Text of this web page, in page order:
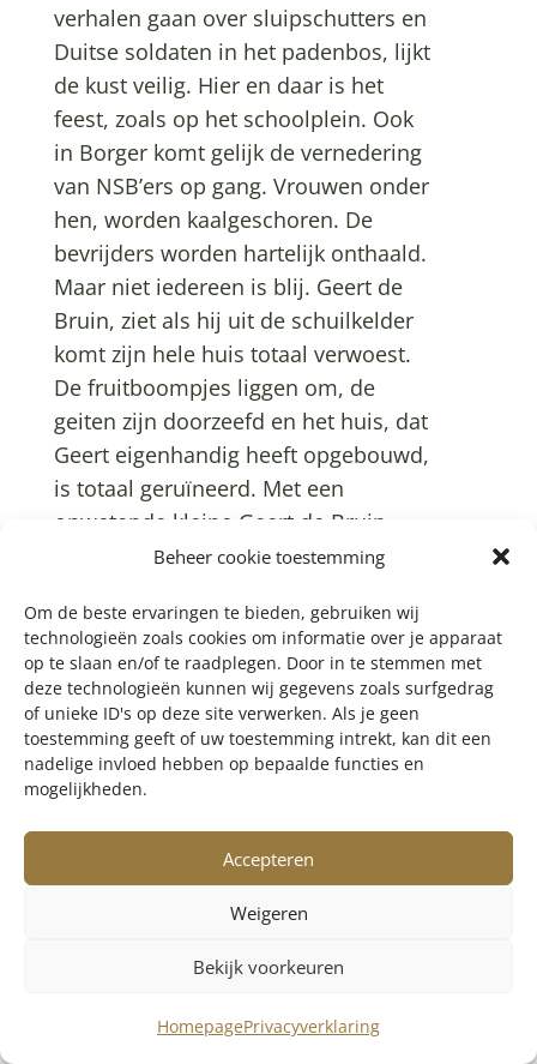
Beheer cookie toestemming
Om de beste ervaringen te bieden, gebruiken wij
technologieën zoals cookies om informatie over je apparaat
op te slaan en/of te raadplegen. Door in te stemmen met
deze technologieën kunnen wij gegevens zoals surfgedrag
of unieke ID's op deze site verwerken. Als je geen
toestemming geeft of uw toestemming intrekt, kan dit een
nadelige invloed hebben op bepaalde functies en
mogelijkheden.
Accepteren
Weigeren
Bekijk voorkeuren
HomepagePrivacyverklaring
verhalen gaan over sluipschutters en
Duitse soldaten in het padenbos, lijkt
de kust veilig. Hier en daar is het
feest, zoals op het schoolplein. Ook
in Borger komt gelijk de vernedering
van NSB’ers op gang. Vrouwen onder
hen, worden kaalgeschoren. De
bevrijders worden hartelijk onthaald.
Maar niet iedereen is blij. Geert de
Bruin, ziet als hij uit de schuilkelder
komt zijn hele huis totaal verwoest.
De fruitboompjes liggen om, de
geiten zijn doorzeefd en het huis, dat
Geert eigenhandig heeft opgebouwd,
is totaal geruïneerd. Met een
onwetende kleine Geert de Bruin
(twee jaar) op de arm van zijn
wanhoop nabij.
In huize Jakobs-Warringa duikt een
joodse onderduiker op, die daar
tweeënhalfjaar zat ondergedoken.
Jaap Krammer overleeft de oorlog.
ondergedoken. In Westdorp wordt
het feest met de schippers op het
water gevierd. In de laadruimten
mondharmonica gespeeld. Enkele
families wachten nog op nieuws van